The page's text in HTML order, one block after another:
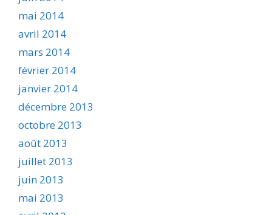
mai 2014
avril 2014
mars 2014
février 2014
janvier 2014
décembre 2013
octobre 2013
août 2013
juillet 2013
juin 2013
mai 2013